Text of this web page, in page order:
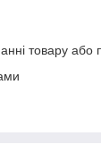
товару або